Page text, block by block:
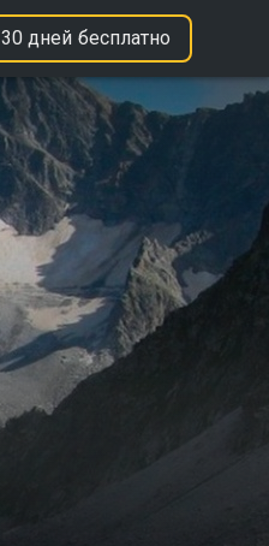
30 дней бесплатно